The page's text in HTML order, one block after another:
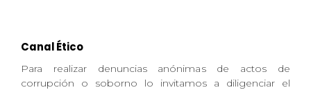
Canal Ético
Para realizar denuncias anónimas de actos de
corrupción o soborno lo invitamos a diligenciar el